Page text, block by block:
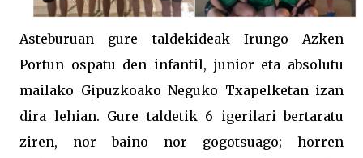
Asteburuan gure taldekideak Irungo Azken
Portun ospatu den infantil, junior eta absolutu
mailako Gipuzkoako Neguko Txapelketan izan
dira lehian. Gure taldetik 6 igerilari bertaratu
ziren, nor baino nor gogotsuago; horren